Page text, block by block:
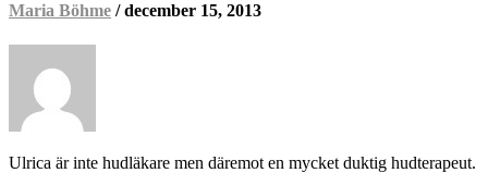
Maria Böhme / december 15, 2013
Ulrica är inte hudläkare men däremot en mycket duktig hudterapeut.